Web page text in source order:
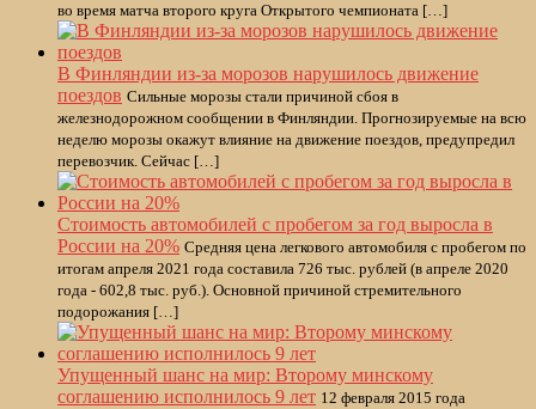
во время матча второго круга Открытого чемпионата […]
В Финляндии из-за морозов нарушилось движение
поездов Сильные морозы стали причиной сбоя в
железнодорожном сообщении в Финляндии. Прогнозируемые на всю
неделю морозы окажут влияние на движение поездов, предупредил
перевозчик. Сейчас […]
Стоимость автомобилей с пробегом за год выросла в
России на 20% Средняя цена легкового автомобиля с пробегом по
итогам апреля 2021 года составила 726 тыс. рублей (в апреле 2020
года - 602,8 тыс. руб.). Основной причиной стремительного
подорожания […]
Упущенный шанс на мир: Второму минскому
соглашению исполнилось 9 лет 12 февраля 2015 года